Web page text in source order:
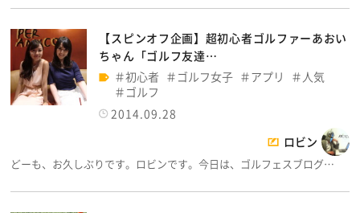
【スピンオフ企画】超初心者ゴルファーあおい
ちゃん「ゴルフ友達…
初心者
ゴルフ女子 アプリ
人気
ゴルフ
2014.09.28
ロビン
どーも、お久しぶりです。ロビンです。今日は、ゴルフェスブログ…